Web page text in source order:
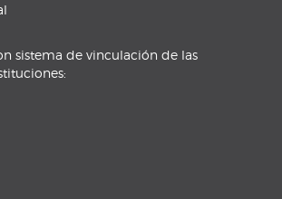
sistema de vinculación de las